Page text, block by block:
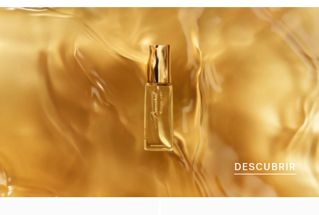
DESCUBRIR